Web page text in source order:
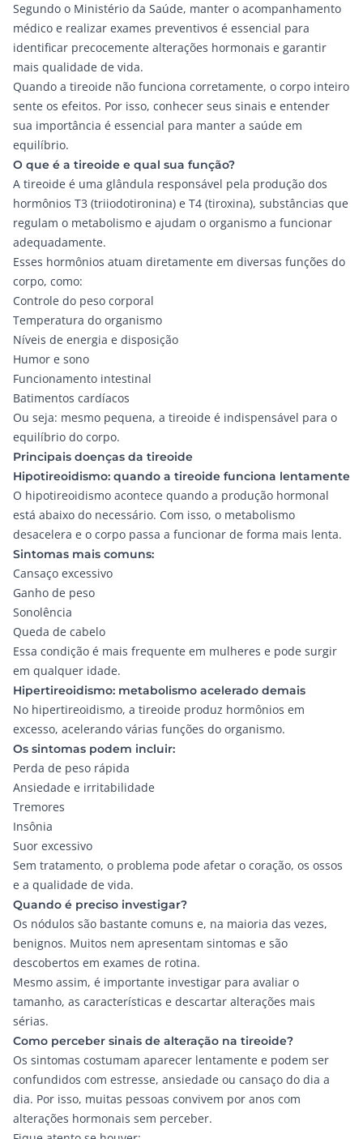
Segundo o Ministério da Saúde, manter o acompanhamento
médico e realizar exames preventivos é essencial para
identificar precocemente alterações hormonais e garantir
mais qualidade de vida.
Quando a tireoide não funciona corretamente, o corpo inteiro
sente os efeitos. Por isso, conhecer seus sinais e entender
sua importância é essencial para manter a saúde em
equilíbrio.
O que é a tireoide e qual sua função?
A tireoide é uma glândula responsável pela produção dos
hormônios T3 (triiodotironina) e T4 (tiroxina), substâncias que
regulam o metabolismo e ajudam o organismo a funcionar
adequadamente.
Esses hormônios atuam diretamente em diversas funções do
corpo, como:
Controle do peso corporal
Temperatura do organismo
Níveis de energia e disposição
Humor e sono
Funcionamento intestinal
Batimentos cardíacos
Ou seja: mesmo pequena, a tireoide é indispensável para o
equilíbrio do corpo.
Principais doenças da tireoide
Hipotireoidismo: quando a tireoide funciona lentamente
O hipotireoidismo acontece quando a produção hormonal
está abaixo do necessário. Com isso, o metabolismo
desacelera e o corpo passa a funcionar de forma mais lenta.
Sintomas mais comuns:
Cansaço excessivo
Ganho de peso
Sonolência
Queda de cabelo
Essa condição é mais frequente em mulheres e pode surgir
em qualquer idade.
Hipertireoidismo: metabolismo acelerado demais
No hipertireoidismo, a tireoide produz hormônios em
excesso, acelerando várias funções do organismo.
Os sintomas podem incluir:
Perda de peso rápida
Ansiedade e irritabilidade
Tremores
Insônia
Suor excessivo
Sem tratamento, o problema pode afetar o coração, os ossos
e a qualidade de vida.
Quando é preciso investigar?
Os nódulos são bastante comuns e, na maioria das vezes,
benignos. Muitos nem apresentam sintomas e são
descobertos em exames de rotina.
Mesmo assim, é importante investigar para avaliar o
tamanho, as características e descartar alterações mais
sérias.
Como perceber sinais de alteração na tireoide?
Os sintomas costumam aparecer lentamente e podem ser
confundidos com estresse, ansiedade ou cansaço do dia a
dia. Por isso, muitas pessoas convivem por anos com
alterações hormonais sem perceber.